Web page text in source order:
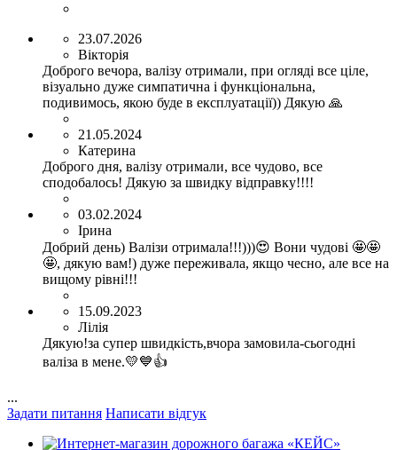
23.07.2026
Вікторія
Доброго вечора, валізу отримали, при огляді все ціле,
візуально дуже симпатична і функціональна,
подивимось, якою буде в експлуатації)) Дякую 🙏
21.05.2024
Катерина
Доброго дня, валізу отримали, все чудово, все
сподобалось! Дякую за швидку відправку!!!!
03.02.2024
Ірина
Добрий день) Валізи отримала!!!)))😍 Вони чудові 🤩🤩
🤩, дякую вам!) дуже переживала, якщо чесно, але все на
вищому рівні!!!
15.09.2023
Лілія
Дякую!за супер швидкість,вчора замовила-сьогодні
валіза в мене.💛💙👍
...
Задати питання Написати відгук